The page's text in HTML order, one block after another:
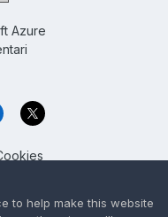
Azure
to help make this website